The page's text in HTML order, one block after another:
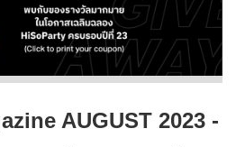
AUGUST 2023 -